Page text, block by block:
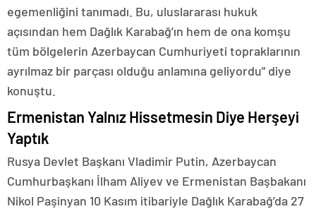
egemenliğini tanımadı. Bu, uluslararası hukuk
açısından hem Dağlık Karabağ’ın hem de ona komşu
tüm bölgelerin Azerbaycan Cumhuriyeti topraklarının
ayrılmaz bir parçası olduğu anlamına geliyordu” diye
konuştu.
Ermenistan Yalnız Hissetmesin Diye Herşeyi
Yaptık
Rusya Devlet Başkanı Vladimir Putin, Azerbaycan
Cumhurbaşkanı İlham Aliyev ve Ermenistan Başbakanı
Nikol Paşinyan 10 Kasım itibariyle Dağlık Karabağ’da 27